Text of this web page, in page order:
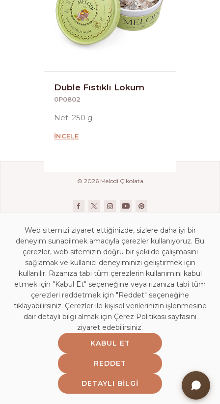
Duble Fıstıklı Lokum
0P0802
Net: 250 g
İNCELE
© 2026 Melodi Çikolata
İletişim Bilgileri
KVKK Aydınlatma Beyanı
Mağaza Aydınlatma Beyanı
Kişisel Veri Saklama ve İmha Politikası
Çerez Politikası
Bilgi Toplumu Hizmetleri
Bayi Girişi
Web Bilgilendirme Yazısı
Web sitemizi ziyaret ettiğinizde, sizlere daha iyi bir
deneyim sunabilmek amacıyla çerezler kullanıyoruz. Bu
çerezler, web sitemizin doğru bir şekilde çalışmasını
sağlamak ve kullanıcı deneyiminizi geliştirmek için
kullanılır. Rızanıza tabi tüm çerezlerin kullanımını kabul
etmek için "Kabul Et" seçeneğine veya rızanıza tabi tüm
çerezleri reddetmek için "Reddet" seçeneğine
tıklayabilirsiniz. Çerezler ile kişisel verilerinizin işlenmesine
dair detaylı bilgi almak için Çerez Politikası sayfasını
ziyaret edebilirsiniz.
KABUL ET
REDDET
DETAYLI BILGI